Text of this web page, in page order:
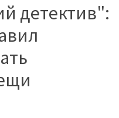
детектив":